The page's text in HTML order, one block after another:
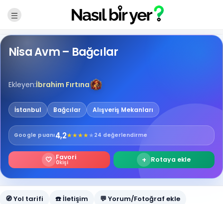
Nisa Avm – Bağcılar
Ekleyen:İbrahim Fırtına
İstanbul Bağcılar Alışveriş Mekanları
Google puanı4,2★★★★★ 24 değerlendirme
🤍 Favori
0kişi + Rotaya ekle
🧭 Yol tarifi ☎️ İletişim 💬 Yorum/Fotoğraf ekle